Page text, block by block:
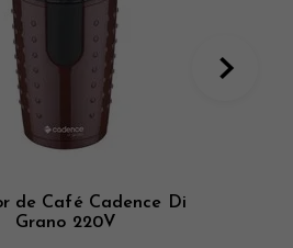
de Café Cadence Di
Grano 220V